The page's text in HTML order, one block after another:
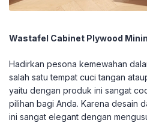
Wastafel Cabinet Plywood
Hadirkan pesona kemewahan
salah satu tempat cuci tangan
yaitu dengan produk ini sangat
pilihan bagi Anda. Karena desain
ini sangat elegant dengan